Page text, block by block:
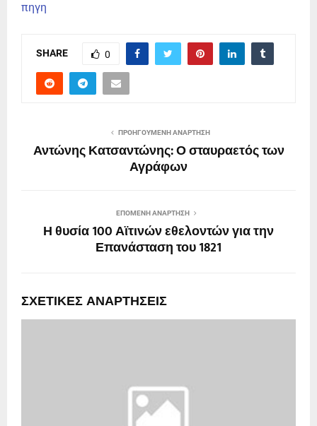
πηγη
SHARE 0
ΠΡΟΗΓΟΎΜΕΝΗ ΑΝΆΡΤΗΣΗ
Αντώνης Κατσαντώνης: Ο σταυραετός των
Αγράφων
ΕΠΌΜΕΝΗ ΑΝΆΡΤΗΣΗ
Η θυσία 100 Αϊτινών εθελοντών για την
Επανάσταση του 1821
ΣΧΕΤΙΚΈΣ ΑΝΑΡΤΉΣΕΙΣ